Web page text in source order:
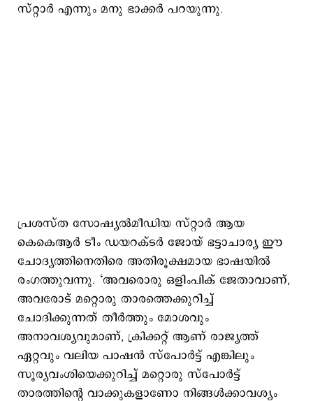
സ്റ്റാര്‍ എന്നും മനു ഭാക്കര്‍ പറയുന്നു.
പ്രശസ്ത സോഷ്യല്‍മീഡിയ സ്റ്റാര്‍ ആയ
കെകെആര്‍ ടീം ഡയറക്ടര്‍ ജോയ് ഭട്ടാചാര്യ ഈ
ചോദ്യത്തിനെതിരെ അതിരൂക്ഷമായ ഭാഷയില്‍
രംഗത്തുവന്നു. ‘അവരൊരു ഒളിംപിക് ജേതാവാണ്,
അവരോട് മറ്റൊരു താരത്തെക്കുറിച്ച്
ചോദിക്കുന്നത് തീര്‍ത്തും മോശവും
അനാവശ്യവുമാണ്, ക്രിക്കറ്റ് ആണ് രാജ്യത്ത്
ഏറ്റവും വലിയ പാഷന്‍ സ്പോര്‍ട്ട് എങ്കിലും
സൂര്യവംശിയെക്കുറിച്ച് മറ്റൊരു സ്പോര്‍ട്ട്
താരത്തിന്റെ വാക്കുകളാണോ നിങ്ങള്‍ക്കാവശ്യം